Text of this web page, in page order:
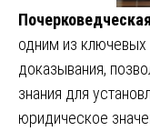
одним из ключевых
доказывания,
знания для
юридическое